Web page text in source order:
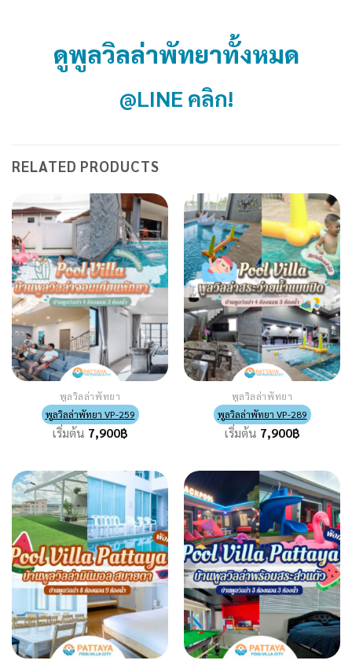
ดูพูลวิลล่าพัทยาทั้งหมด
@LINE คลิก!
RELATED PRODUCTS
พูลวิลล่าพัทยา
พูลวิลล่าพัทยา VP-259
เริ่มต้น 7,900฿
พูลวิลล่าพัทยา
พูลวิลล่าพัทยา VP-289
เริ่มต้น 7,900฿